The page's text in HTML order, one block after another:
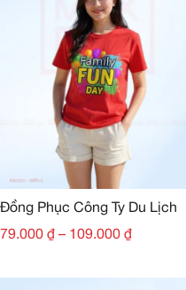
Đồng Phục Công Ty Du Lịch
79.000 ₫ – 109.000 ₫